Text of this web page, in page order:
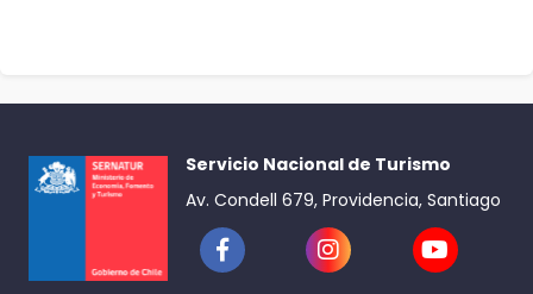
Servicio Nacional de Turismo
Av. Condell 679, Providencia, Santiago